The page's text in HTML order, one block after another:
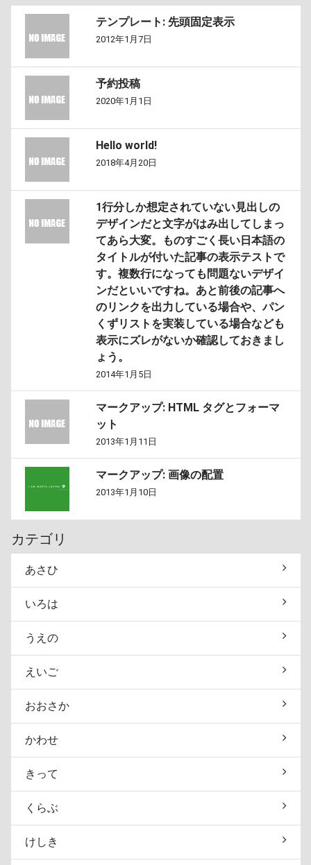
テンプレート: 先頭固定表示
2012年1月7日
予約投稿
2020年1月1日
Hello world!
2018年4月20日
1行分しか想定されていない見出しの
デザインだと文字がはみ出してしまっ
てあら大変。ものすごく長い日本語の
タイトルが付いた記事の表示テストで
す。複数行になっても問題ないデザイ
ンだといいですね。あと前後の記事へ
のリンクを出力している場合や、パン
くずリストを実装している場合なども
表示にズレがないか確認しておきまし
ょう。
2014年1月5日
マークアップ: HTML タグとフォーマ
ット
2013年1月11日
マークアップ: 画像の配置
2013年1月10日
カテゴリ
あさひ
いろは
うえの
えいご
おおさか
かわせ
きって
くらぶ
けしき